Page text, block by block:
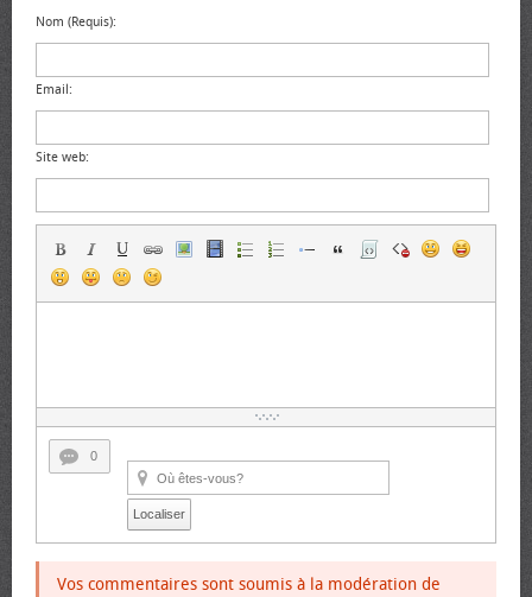
Nom (Requis):
Email:
Site web:
0
Localiser
Vos commentaires sont soumis à la modération de